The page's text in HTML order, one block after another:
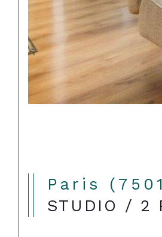
Paris
STUDIO / 2